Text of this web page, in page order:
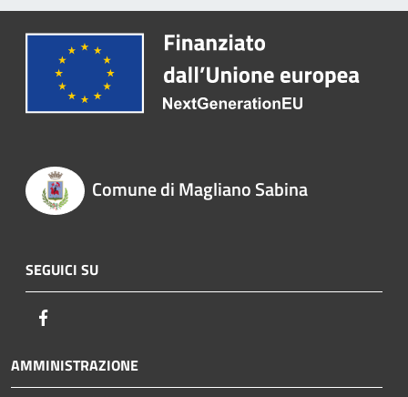
Comune di Magliano Sabina
SEGUICI SU
AMMINISTRAZIONE